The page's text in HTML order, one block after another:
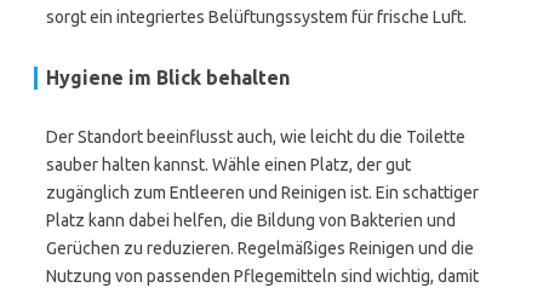
sorgt ein integriertes Belüftungssystem für frische Luft.
Hygiene im Blick behalten
Der Standort beeinflusst auch, wie leicht du die Toilette
sauber halten kannst. Wähle einen Platz, der gut
zugänglich zum Entleeren und Reinigen ist. Ein schattiger
Platz kann dabei helfen, die Bildung von Bakterien und
Gerüchen zu reduzieren. Regelmäßiges Reinigen und die
Nutzung von passenden Pflegemitteln sind wichtig, damit